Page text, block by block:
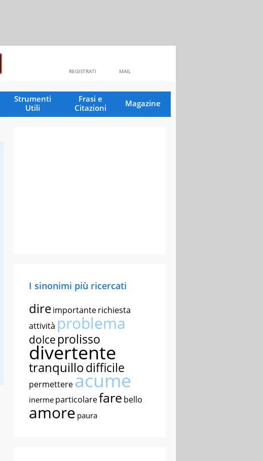
MAIL
REGISTRATI
Strumenti
Utili
Frasi e
Citazioni
Magazine
I sinonimi più ricercati
direimportanterichiesta
attività problema
dolce prolisso
divertente
tranquillodifficile
permettereacume
inerme particolarefare bello
amore paura